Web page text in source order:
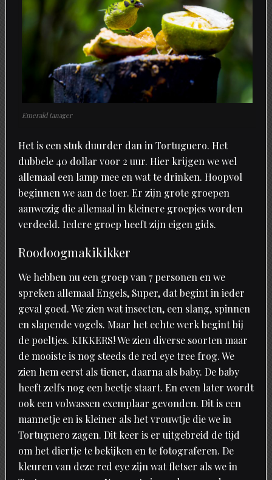
Emerald tanager
Het is een stuk duurder dan in Tortuguero. Het
dubbele 40 dollar voor 2 uur. Hier krijgen we wel
allemaal een lamp mee en wat te drinken. Hoopvol
beginnen we aan de toer. Er zijn grote groepen
aanwezig die allemaal in kleinere groepjes worden
verdeeld. Iedere groep heeft zijn eigen gids.
Roodoogmakikikker
We hebben nu een groep van 7 personen en we
spreken allemaal Engels, Super, dat begint in ieder
geval goed. We zien wat insecten, een slang, spinnen
en slapende vogels. Maar het echte werk begint bij
de poeltjes. KIKKERS! We zien diverse soorten maar
de mooiste is nog steeds de red eye tree frog. We
zien hem eerst als tiener, daarna als baby. De baby
heeft zelfs nog een beetje staart. En even later wordt
ook een volwassen exemplaar gevonden. Dit is een
mannetje en is kleiner als het vrouwtje die we in
Tortuguero zagen. Dit keer is er uitgebreid de tijd
om het diertje te bekijken en te fotograferen. De
kleuren van deze red eye zijn wat fletser als we in